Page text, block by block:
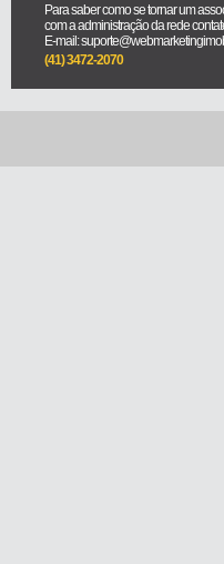
Para saber como se tornar um
com a administração da rede
E-mail:
(41) 3472-2070